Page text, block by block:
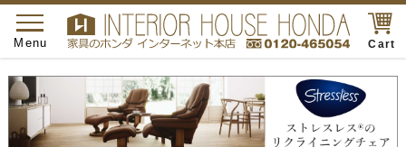
Cart
toggle
navigation
Menu